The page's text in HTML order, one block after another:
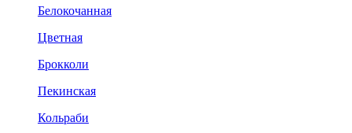
Белокочанная
Цветная
Брокколи
Пекинская
Кольраби